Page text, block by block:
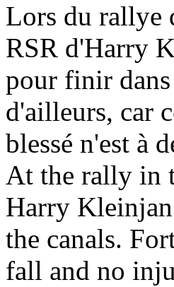
Lors du rallye
RSR d'Harry
pour finir
d'ailleurs, car
blessé n'est à
At the rally in
Harry
the canals.
fall and no